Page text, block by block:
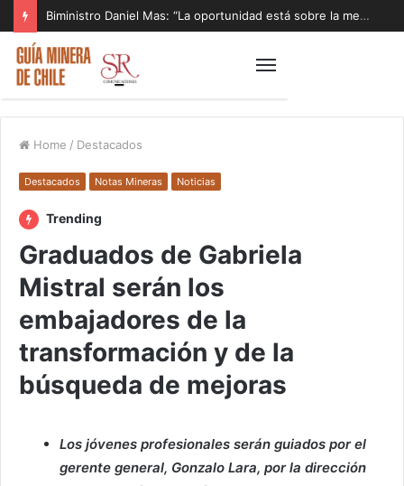
Biministro Daniel Mas: “La oportunidad está sobre la mesa y tenemos que aprovecharla”
Home / Destacados
Destacados Notas Mineras Noticias
Trending
Graduados de Gabriela
Mistral serán los
embajadores de la
transformación y de la
búsqueda de mejoras
Los jóvenes profesionales serán guiados por el
gerente general, Gonzalo Lara, por la dirección